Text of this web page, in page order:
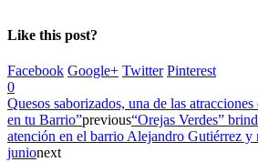
Like this post?
Facebook Google+ Twitter Pinterest
0
Quesos saborizados, una de las
en tu Barrio”previous“Orejas Verdes”
atención en el barrio Alejandro Gutiérrez y
junionext